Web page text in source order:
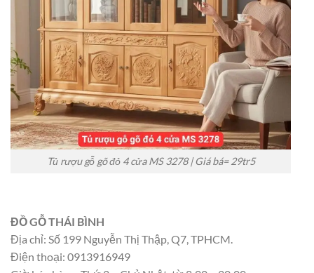
Tủ rượu gỗ gõ đỏ 4 cửa MS 3278 | Giá bá= 29tr5
ĐỒ GỖ THÁI BÌNH
Địa chỉ: Số 199 Nguyễn Thị Thập, Q7, TPHCM.
Điện thoại: 0913916949